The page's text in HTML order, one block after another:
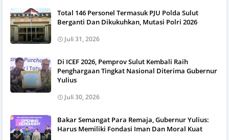
Total 146 Personel Termasuk PJU Polda Sulut
Berganti Dan Dikukuhkan, Mutasi Polri 2026
Juli 31, 2026
Di ICEF 2026, Pemprov Sulut Kembali Raih
Penghargaan Tingkat Nasional Diterima Gubernur
Yulius
Juli 30, 2026
Bakar Semangat Para Remaja, Gubernur Yulius:
Harus Memiliki Fondasi Iman Dan Moral Kuat